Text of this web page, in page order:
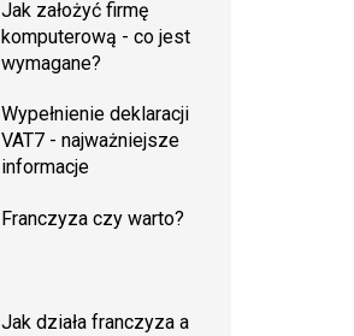
Jak założyć firmę
komputerową - co jest
wymagane?
Wypełnienie deklaracji
VAT7 - najważniejsze
informacje
Franczyza czy warto?
Jak działa franczyza a